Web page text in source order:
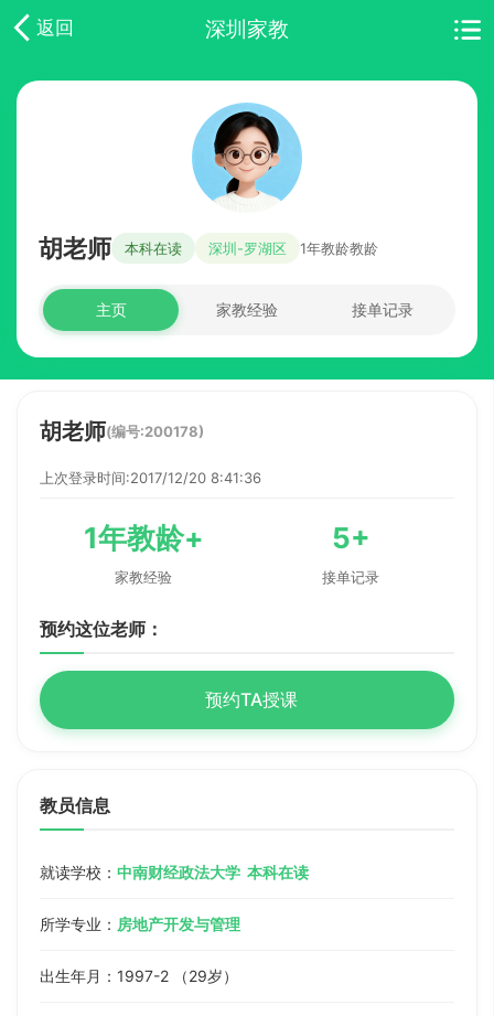
返回 深圳家教
胡老师 本科在读 深圳-罗湖区 1年教龄教龄
主页 家教经验 接单记录
胡老师(编号:200178)
上次登录时间:2017/12/20 8:41:36
1年教龄+
家教经验
5+
接单记录
预约这位老师：
预约TA授课
教员信息
就读学校： 中南财经政法大学 本科在读
所学专业： 房地产开发与管理
出生年月：1997-2 （29岁）